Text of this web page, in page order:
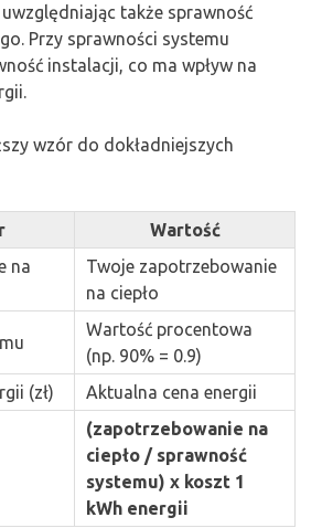
także sprawność
Przy sprawności systemu
instalacji, co ma wpływ na
wzór do dokładniejszych
Wartość
na
Twoje zapotrzebowanie
na ciepło
Wartość procentowa
(np. 90% = 0.9)
(zł)
Aktualna cena energii
(zapotrzebowanie na
ciepło / sprawność
systemu) x koszt 1
kWh energii